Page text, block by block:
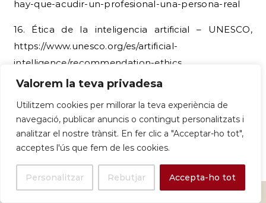
Valorem la teva privadesa
Utilitzem cookies per millorar la teva experiència de
navegació, publicar anuncis o contingut personalitzats i
analitzar el nostre trànsit. En fer clic a "Acceptar-ho tot",
acceptes l'ús que fem de les cookies.
Personalitzar Rebutjar Accepta-ho tot
hay-que-acudir-un-profesional-una-persona-real
16. Ética de la inteligencia artificial – UNESCO,
https://www.unesco.org/es/artificial-
intelligence/recommendation-ethics
CONTINUEU LLEGINT